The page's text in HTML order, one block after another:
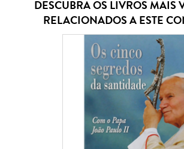
DESCUBRA OS LIVROS MAIS
RELACIONADOS A ESTE